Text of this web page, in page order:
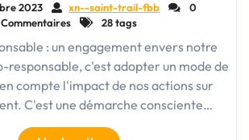
2023 xn--saint-trail-fbb
0
Commentaires
28 tags
: un engagement envers notre
responsable, c'est adopter un mode de
compte l'impact de nos actions sur
C'est une démarche consciente…